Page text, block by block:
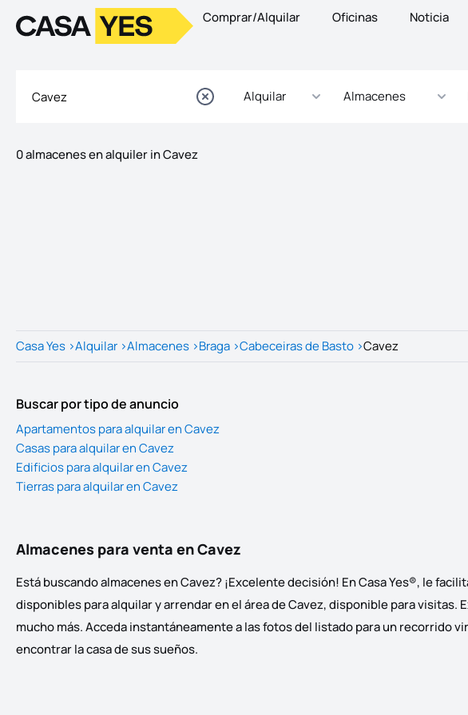
LogotipoIr a la página de inicio
Comprar/Alquilar Oficinas Noticia
Alquilar Almacenes
0 almacenes en alquiler in Cavez
Casa Yes >Alquilar >Almacenes >Braga >Cabeceiras de Basto >Cavez
Buscar por tipo de anuncio
Apartamentos para alquilar en Cavez
Casas para alquilar en Cavez
Edificios para alquilar en Cavez
Tierras para alquilar en Cavez
Almacenes para venta en Cavez
Está buscando almacenes en Cavez? ¡Excelente decisión! En Casa Yes®, le
disponibles para alquilar y arrendar en el área de Cavez, disponible para
mucho más. Acceda instantáneamente a las fotos del listado para un recorrido
encontrar la casa de sus sueños.